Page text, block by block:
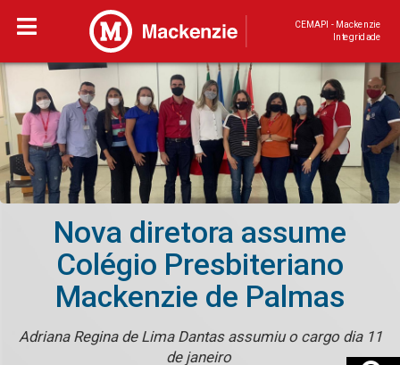
CEMAPI - Mackenzie
Integridade
Nova diretora assume
Colégio Presbiteriano
Mackenzie de Palmas
Adriana Regina de Lima Dantas assumiu o cargo dia 11
de janeiro